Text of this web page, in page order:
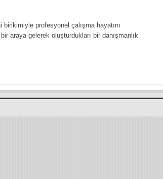
profesyonel çalışma hayatını
araya gelerek oluşturdukları bir danışmanlık